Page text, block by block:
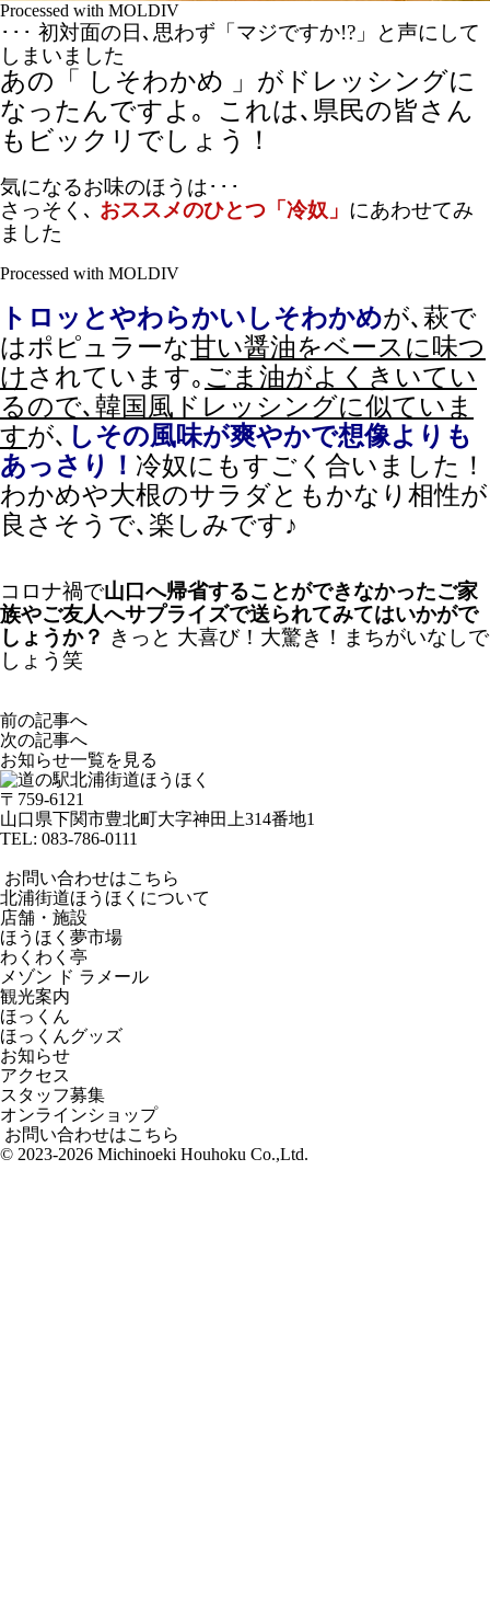
Processed with MOLDIV
･･･ 初対面の日､思わず「マジですか!?」と声にして
しまいました
あの「 しそわかめ 」がドレッシングに
なったんですよ｡ これは､県民の皆さん
もビックリでしょう！
気になるお味のほうは･･･
さっそく､ おススメのひとつ「冷奴」 にあわせてみ
ました
Processed with MOLDIV
トロッとやわらかいしそわかめが､萩で
はポピュラーな甘い醤油をベースに味つ
け されています｡ ごま油がよくきいてい
るので､韓国風ドレッシングに似ていま
すが､ しその風味が爽やかで想像よりも
あっさり！ 冷奴にもすごく合いました！
わかめや大根のサラダともかなり相性が
良さそうで､楽しみです♪
コロナ禍で山口へ帰省することができなかったご家
族やご友人へサプライズで送られてみてはいかがで
しょうか？ きっと 大喜び！大驚き！まちがいなしで
しょう笑
前の記事へ
次の記事へ
お知らせ一覧を見る
〒759-6121
山口県下関市豊北町大字神田上314番地1
TEL: 083-786-0111
お問い合わせはこちら
北浦街道ほうほくについて
店舗・施設
ほうほく夢市場
わくわく亭
メゾン ド ラメール
観光案内
ほっくん
ほっくんグッズ
お知らせ
アクセス
スタッフ募集
オンラインショップ
お問い合わせはこちら
© 2023-2026 Michinoeki Houhoku Co.,Ltd.